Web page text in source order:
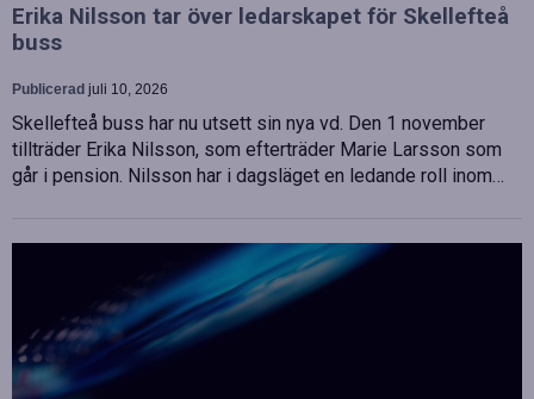
Erika Nilsson tar över ledarskapet för Skellefteå
buss
Publicerad juli 10, 2026
Skellefteå buss har nu utsett sin nya vd. Den 1 november
tillträder Erika Nilsson, som efterträder Marie Larsson som
går i pension. Nilsson har i dagsläget en ledande roll inom…